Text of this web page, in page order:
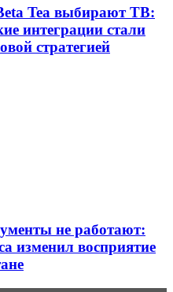
Tea выбирают ТВ:
интеграции стали
стратегией
не работают:
изменил восприятие